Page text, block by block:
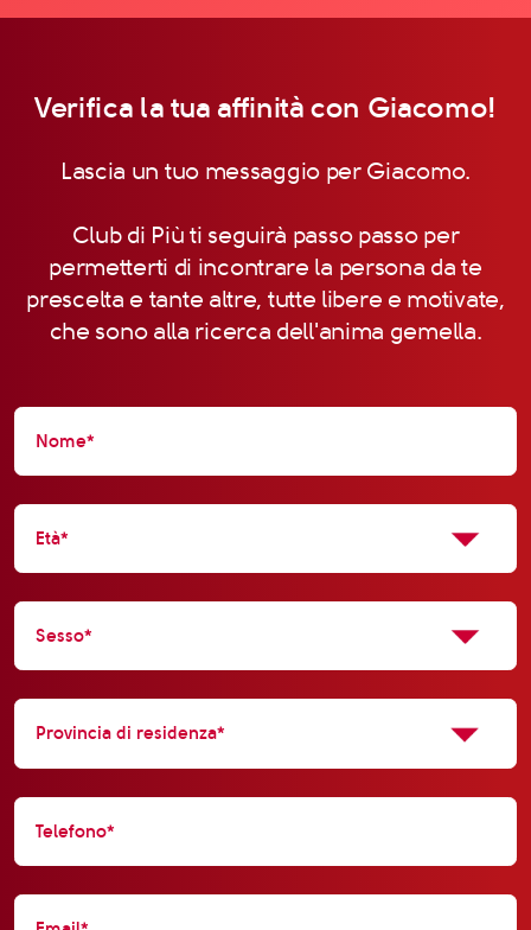
Verifica la tua affinità con Giacomo!
Lascia un tuo messaggio per Giacomo.
Club di Più ti seguirà passo passo per
permetterti di incontrare la persona da te
prescelta e tante altre, tutte libere e motivate,
che sono alla ricerca dell'anima gemella.